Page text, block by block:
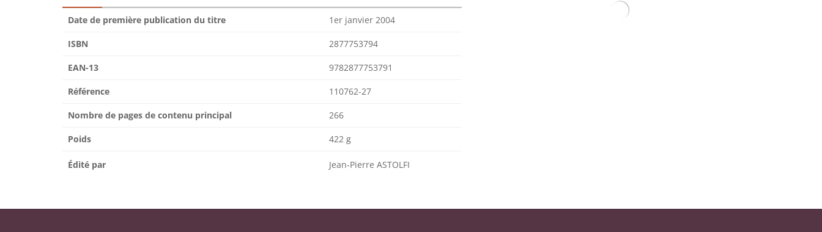
Date de première publication du titre 1er janvier 2004
ISBN 2877753794
EAN-13 9782877753791
Référence 110762-27
Nombre de pages de contenu principal 266
Poids 422 g
Édité par Jean-Pierre ASTOLFI